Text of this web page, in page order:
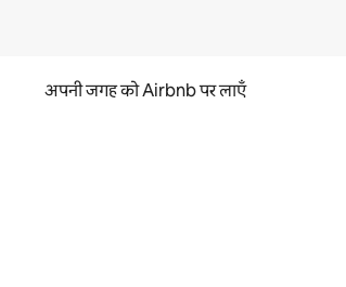
अपनी जगह को Airbnb पर लाएँ